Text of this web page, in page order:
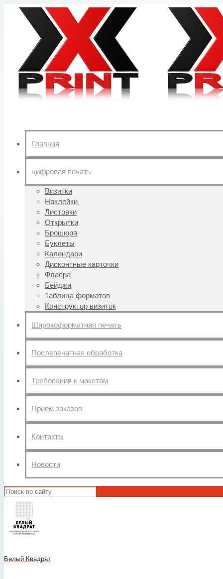
Главная
цифровая печать
Визитки
Наклейки
Листовки
Открытки
Брошюра
Буклеты
Календари
Дисконтные карточки
Флаера
Бейджи
Таблица форматов
Конструктор визиток
Широкоформатная печать
Послепечатная обработка
Требования к макетам
Прием заказов
Контакты
Новости
Белый Квадрат